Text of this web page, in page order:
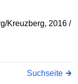
Kreuzberg, 2016 /
Suchseite